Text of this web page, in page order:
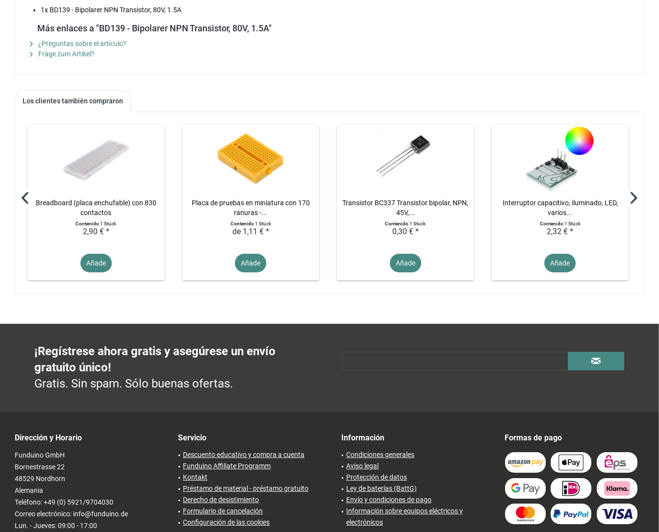
1x BD139 - Bipolarer NPN Transistor, 80V, 1.5A
Más enlaces a "BD139 - Bipolarer NPN Transistor, 80V, 1.5A"
¿Preguntas sobre el artículo?
Frage zum Artikel?
Los clientes también compraron
Breadboard (placa enchufable) con 830
contactos
Contenido1 Stück
2,90 € *
Añade
Placa de pruebas en miniatura con 170
ranuras -...
Contenido1 Stück
de 1,11 € *
Añade
Transistor BC337 Transistor bipolar, NPN,
45V,...
Contenido1 Stück
0,30 € *
Añade
Interruptor capacitivo, iluminado, LED,
varios...
Contenido1 Stück
2,32 € *
Añade
¡Regístrese ahora gratis y asegúrese un envío
gratuito único!
Gratis. Sin spam. Sólo buenas ofertas.
Dirección y Horario
Funduino GmbH
Bornestrasse 22
48529 Nordhorn
Alemania
Teléfono: +49 (0) 5921/9704030
Correo electrónico: info@funduino.de
Lun. - Jueves: 09:00 - 17:00
Servicio
Descuento educativo y compra a cuenta
Funduino Affiliate Programm
Kontakt
Préstamo de material - préstamo gratuito
Derecho de desistimiento
Formulario de cancelación
Configuración de las cookies
Información
Condiciones generales
Aviso legal
Protección de datos
Ley de baterías (BattG)
Envío y condiciones de pago
Información sobre equipos eléctricos y
electrónicos
Formas de pago